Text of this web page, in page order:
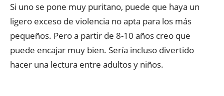
Si uno se pone muy puritano, puede que haya un
ligero exceso de violencia no apta para los más
pequeños. Pero a partir de 8-10 años creo que
puede encajar muy bien. Sería incluso divertido
hacer una lectura entre adultos y niños.